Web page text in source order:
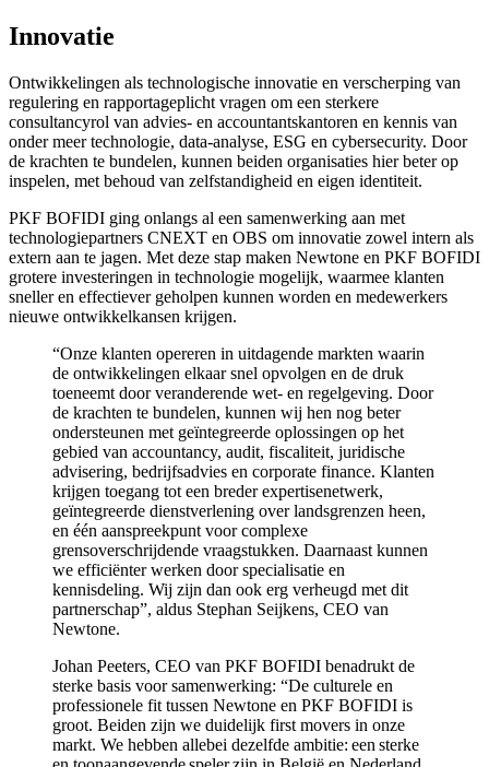
Innovatie
Ontwikkelingen als technologische innovatie en verscherping van
regulering en rapportageplicht vragen om een sterkere
consultancyrol van advies- en accountantskantoren en kennis van
onder meer technologie, data-analyse, ESG en cybersecurity. Door
de krachten te bundelen, kunnen beiden organisaties hier beter op
inspelen, met behoud van zelfstandigheid en eigen identiteit.
PKF BOFIDI ging onlangs al een samenwerking aan met
technologiepartners CNEXT en OBS om innovatie zowel intern als
extern aan te jagen. Met deze stap maken Newtone en PKF BOFIDI
grotere investeringen in technologie mogelijk, waarmee klanten
sneller en effectiever geholpen kunnen worden en medewerkers
nieuwe ontwikkelkansen krijgen.
“Onze klanten opereren in uitdagende markten waarin
de ontwikkelingen elkaar snel opvolgen en de druk
toeneemt door veranderende wet- en regelgeving. Door
de krachten te bundelen, kunnen wij hen nog beter
ondersteunen met geïntegreerde oplossingen op het
gebied van accountancy, audit, fiscaliteit, juridische
advisering, bedrijfsadvies en corporate finance. Klanten
krijgen toegang tot een breder expertisenetwerk,
geïntegreerde dienstverlening over landsgrenzen heen,
en één aanspreekpunt voor complexe
grensoverschrijdende vraagstukken. Daarnaast kunnen
we efficiënter werken door specialisatie en
kennisdeling. Wij zijn dan ook erg verheugd met dit
partnerschap”, aldus Stephan Seijkens, CEO van
Newtone.
Johan Peeters, CEO van PKF BOFIDI benadrukt de
sterke basis voor samenwerking: “De culturele en
professionele fit tussen Newtone en PKF BOFIDI is
groot. Beiden zijn we duidelijk first movers in onze
markt. We hebben allebei dezelfde ambitie: een sterke